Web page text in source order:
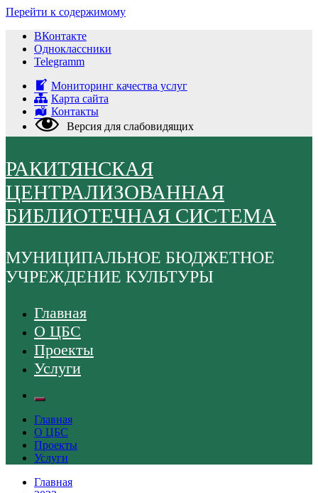
Перейти к содержимому
ВКонтакте
Одноклассники
Telegramm
Мониторинг качества услуг
Карта сайта
Контакты
Версия для слабовидящих
РАКИТЯНСКАЯ
ЦЕНТРАЛИЗОВАННАЯ
БИБЛИОТЕЧНАЯ СИСТЕМА
МУНИЦИПАЛЬНОЕ БЮДЖЕТНОЕ
УЧРЕЖДЕНИЕ КУЛЬТУРЫ
Главная
О ЦБС
Проекты
Услуги
Главная
О ЦБС
Проекты
Услуги
Главная